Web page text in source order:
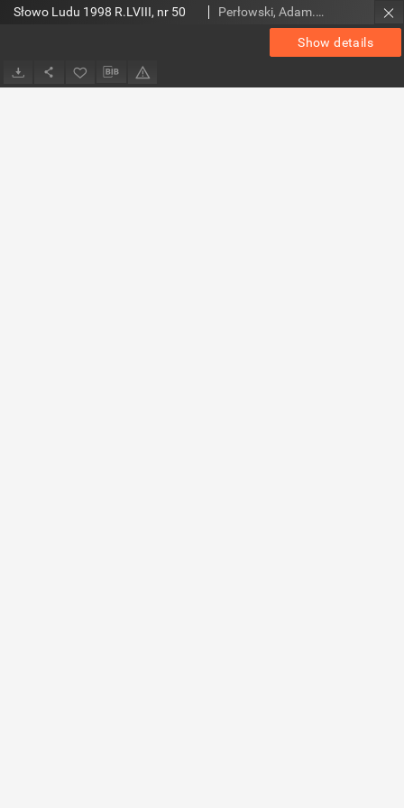
Show details
Słowo Ludu 1998 R.LVIII, nr 50 Perłowski, Adam. Red.